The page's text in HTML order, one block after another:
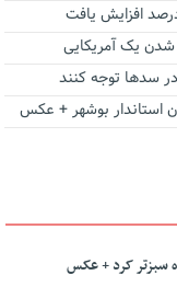
یک آمریکایی
سدها توجه کنند
بوشهر + عکس
سبزتر کرد + عکس